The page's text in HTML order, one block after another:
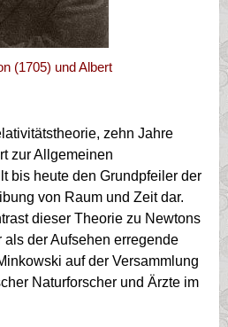
(1705) und Albert
zehn Jahre
zur Allgemeinen
bis heute den Grundpfeiler der
von Raum und Zeit dar.
dieser Theorie zu Newtons
der Aufsehen erregende
auf der Versammlung
Naturforscher und Ärzte im